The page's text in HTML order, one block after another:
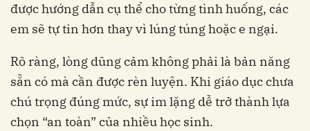
được hướng dẫn cụ thể cho từng tình huống, các
em sẽ tự tin hơn thay vì lúng túng hoặc e ngại.
Rõ ràng, lòng dũng cảm không phải là bản năng
sẵn có mà cần được rèn luyện. Khi giáo dục chưa
chú trọng đúng mức, sự im lặng dễ trở thành lựa
chọn “an toàn” của nhiều học sinh.